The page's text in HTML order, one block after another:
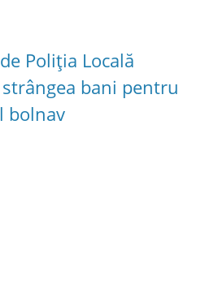
Poliția Locală
bani pentru
bolnav